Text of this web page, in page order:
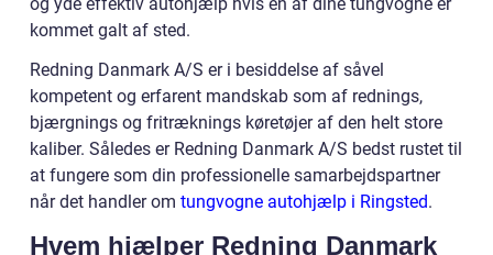
kommet galt af sted.
Redning Danmark A/S er i besiddelse af såvel
kompetent og erfarent mandskab som af rednings,
bjærgnings og fritræknings køretøjer af den helt store
kaliber. Således er Redning Danmark A/S bedst rustet til
at fungere som din professionelle samarbejdspartner
når det handler om tungvogne autohjælp i Ringsted.
Hvem hjælper Redning Danmark